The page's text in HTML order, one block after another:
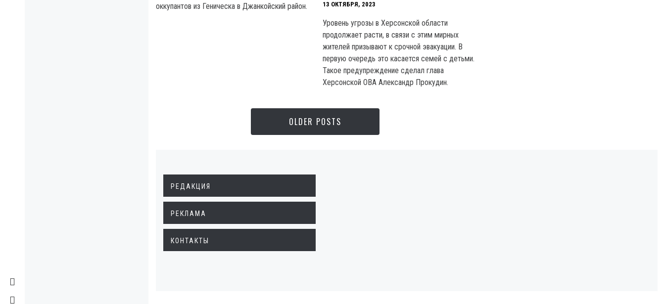
оккупантов из Геническа в Джанкойский район.
13 ОКТЯБРЯ, 2023
Уровень угрозы в Херсонской области
продолжает расти, в связи с этим мирных
жителей призывают к срочной эвакуации. В
первую очередь это касается семей с детьми.
Такое предупреждение сделал глава
Херсонской OBA Александр Прокудин.
OLDER POSTS
РЕДАКЦИЯ
РЕКЛАМА
КОНТАКТЫ